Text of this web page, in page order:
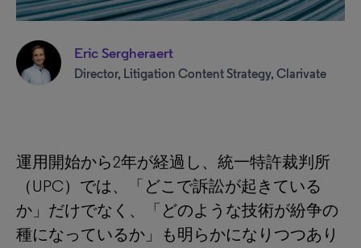
Eric Sergheraert
Director, Litigation Content Strategy, Clarivate
運用開始から2年が経過し、統一特許裁判所
（UPC）では、「どこで訴訟が起きている
か」だけでなく、「どのような技術が紛争の
種になっているか」も明らかになりつつあり